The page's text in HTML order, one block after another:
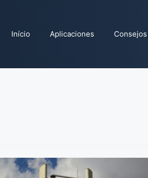
Início Aplicaciones Consejos